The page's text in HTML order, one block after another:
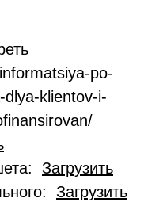
po-
klientov-i-
Загрузить
Загрузить